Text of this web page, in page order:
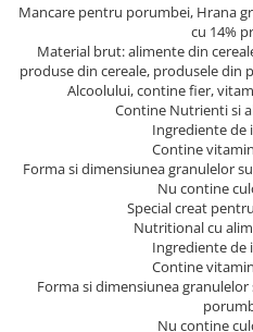
Mancare pentru porumbei, Hrana
cu 14%
Material brut: alimente din
produse din cereale, produsele din
Alcoolului, contine fier,
Contine Nutrienti si
Ingrediente de
Contine
Forma si dimensiunea granulelor
Nu contine
Special creat
Nutritional cu
Ingrediente de
Contine
Forma si dimensiunea
Nu contine